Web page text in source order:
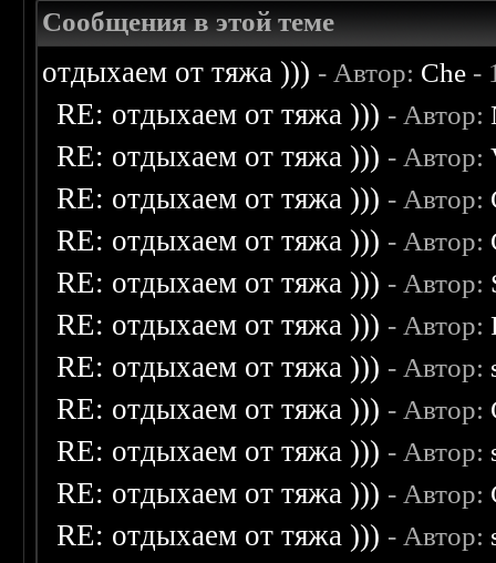
Сообщения в этой теме
отдыхаем от тяжа ))) - Автор: Che -
RE: отдыхаем от тяжа ))) - Автор:
RE: отдыхаем от тяжа ))) - Автор:
RE: отдыхаем от тяжа ))) - Автор:
RE: отдыхаем от тяжа ))) - Автор:
RE: отдыхаем от тяжа ))) - Автор:
RE: отдыхаем от тяжа ))) - Автор:
RE: отдыхаем от тяжа ))) - Автор:
RE: отдыхаем от тяжа ))) - Автор:
RE: отдыхаем от тяжа ))) - Автор:
RE: отдыхаем от тяжа ))) - Автор:
RE: отдыхаем от тяжа ))) - Автор: